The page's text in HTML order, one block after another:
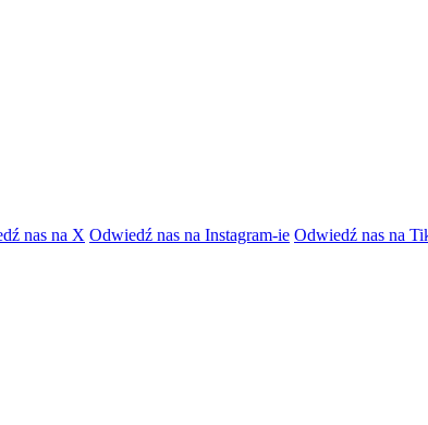
nas na X Odwiedź nas na Instagram-ie Odwiedź nas na